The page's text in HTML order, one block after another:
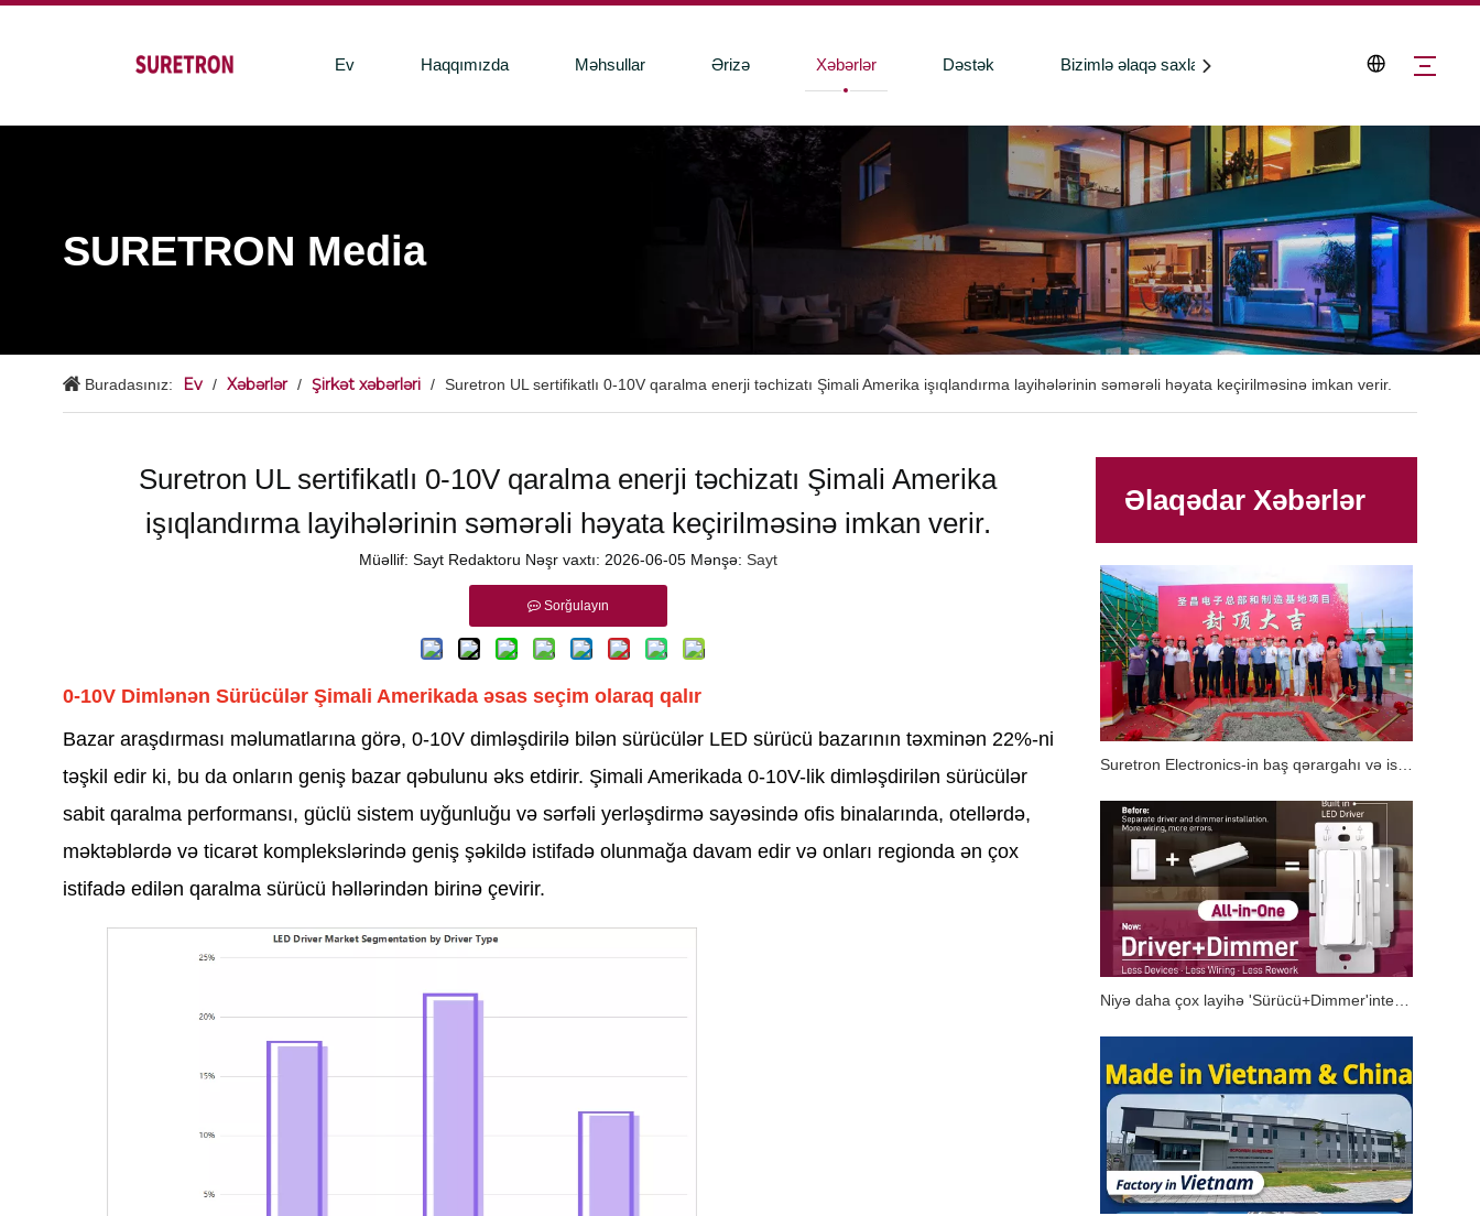
Ev Haqqımızda Məhsullar Ərizə Xəbərlər Dəstək Bizimlə əlaqə saxlayın
SURETRON Media
Buradasınız: Ev / Xəbərlər / Şirkət xəbərləri / Suretron UL sertifikatlı 0-10V qaralma enerji təchizatı Şimali Amerika işıqlandırma layihələrinin səmərəli həyata keçirilməsinə imkan verir.
Suretron UL sertifikatlı 0-10V qaralma enerji təchizatı Şimali Amerika
işıqlandırma layihələrinin səmərəli həyata keçirilməsinə imkan verir.
Müəllif: Sayt Redaktoru Nəşr vaxtı: 2026-06-05 Mənşə: Sayt
Sorğulayın
0-10V Dimlənən Sürücülər Şimali Amerikada əsas seçim olaraq qalır
Bazar araşdırması məlumatlarına görə, 0-10V dimləşdirilə bilən sürücülər LED sürücü bazarının təxminən 22%-ni
təşkil edir ki, bu da onların geniş bazar qəbulunu əks etdirir. Şimali Amerikada 0-10V-lik dimləşdirilən sürücülər
sabit qaralma performansı, güclü sistem uyğunluğu və sərfəli yerləşdirmə sayəsində ofis binalarında, otellərdə,
məktəblərdə və ticarət komplekslərində geniş şəkildə istifadə olunmağa davam edir və onları regionda ən çox
istifadə edilən qaralma sürücü həllərindən birinə çevirir.
Əlaqədar Xəbərlər
Suretron Electronics-in baş qərargahı və istehsal bazası layihəsinin əsas strukturu uğurla tamamlandı.
Niyə daha çox layihə 'Sürücü+Dimmer'inteqrasiya edilmiş həllərinə doğru irəliləyir?